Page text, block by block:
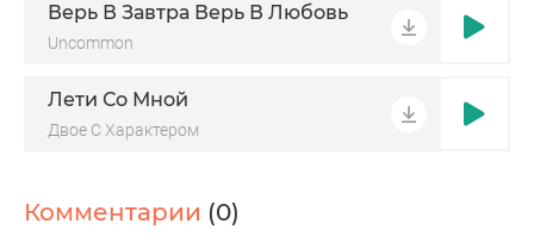
Верь В Завтра Верь В Любовь
Uncommon
Лети Со Мной
Двое С Характером
Комментарии (0)